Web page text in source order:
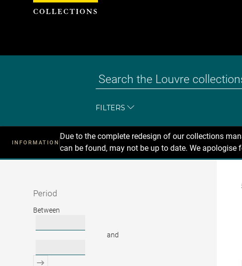
FILTERS
INFORMATION
Due to the complete redesign of our collections
can be found, may not be up to date. We
Recherche
Period
Period
Between
and
Cookies management panel